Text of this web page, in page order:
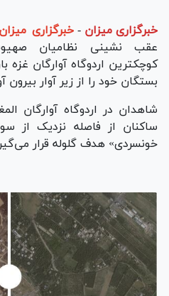
خبرگزاری میزان - خبرگزاری میزان
عقب نشینی نظامیان
کوچکترین اردوگاه آوارگان غزه
بستگان خود را از زیر آوار بیرون
شاهدان در اردوگاه آوارگان
ساکنان از فاصله نزدیک از
خونسردی» هدف گلوله قرار